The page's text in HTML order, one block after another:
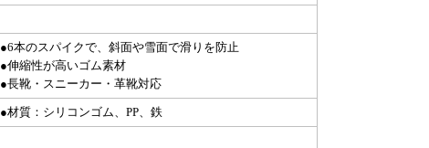
●6本のスパイクで、斜面や雪面で滑りを防止
●伸縮性が高いゴム素材
●長靴・スニーカー・革靴対応
●材質：シリコンゴム、PP、鉄